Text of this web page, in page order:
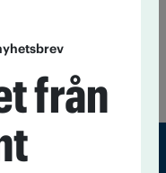
i full gång.
och som som vill ta
skriva under.
från